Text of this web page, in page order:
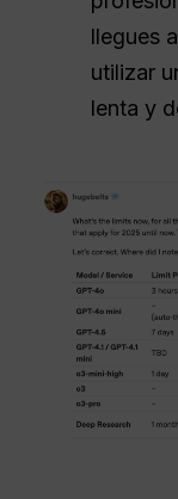
llegues
utilizar
lenta y